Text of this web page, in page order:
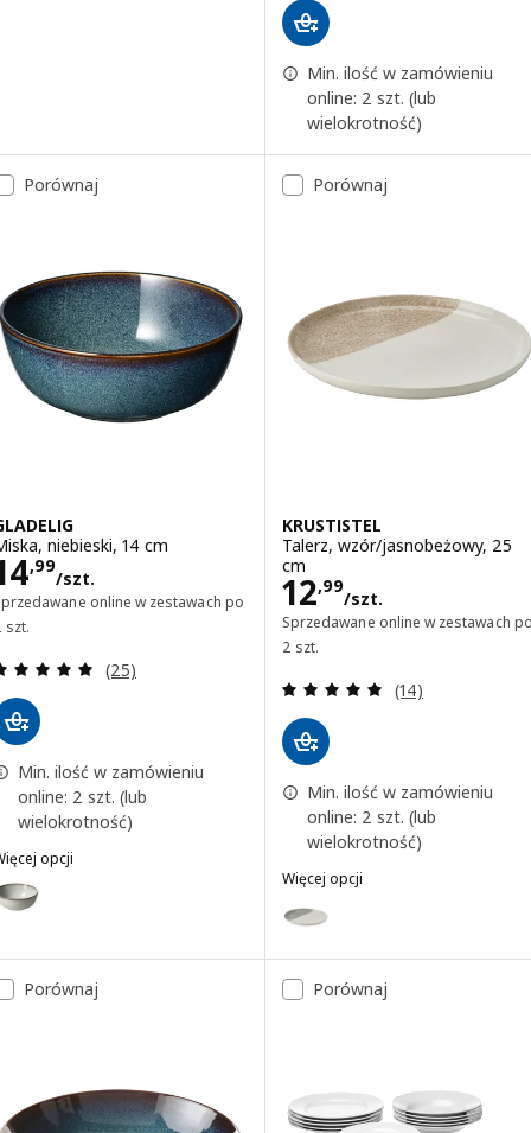
Min. ilość w zamówieniu
online: 2 szt. (lub
wielokrotność)
Porównaj
niebieski, 14 cm
,99
/szt.14,99/szt.
online w zestawach po
szt.
Recenzja: 4.9 z 5 gwiazdki. Łączna liczba recenzji:
(25)
Min. ilość w zamówieniu
online: 2 szt. (lub
wielokrotność)
opcji
GLADELIG, Miska, szary, 14 cm
GLADELIG, Miska, ciemnoszary, 14 cm
Porównaj
KRUSTISTEL
Talerz, wzór/jasnobeżowy, 25
cm
12,99
/szt.
Cena 12,99/szt.
Sprzedawane online w zestawach
2 szt.
Recenzja: 5 z
(14)
Min. ilość w zamówieniu
online: 2 szt. (lub
wielokrotność)
Więcej opcji
Wariant: KRUSTISTEL, Talerz,
Porównaj Porównaj